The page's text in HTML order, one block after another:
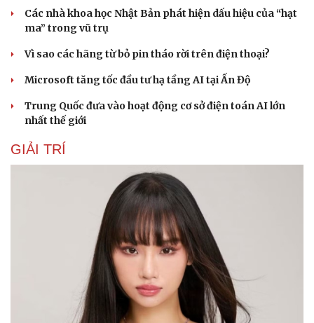
Tư vấn
Săn Tour
Câu chuyện thời sự
Kể chuyện cho bé
Hạt giống tâm hồn
Các nhà khoa học Nhật Bản phát hiện dấu hiệu của “hạt
ma” trong vũ trụ
Vì sao các hãng từ bỏ pin tháo rời trên điện thoại?
Microsoft tăng tốc đầu tư hạ tầng AI tại Ấn Độ
Trung Quốc đưa vào hoạt động cơ sở điện toán AI lớn
nhất thế giới
GIẢI TRÍ